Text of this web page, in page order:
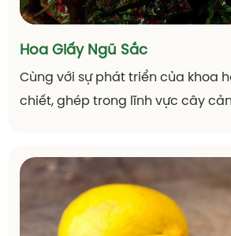
Hoa Giấy Ngũ Sắc
Cùng với sự phát triển của khoa
chiết, ghép trong lĩnh vực cây